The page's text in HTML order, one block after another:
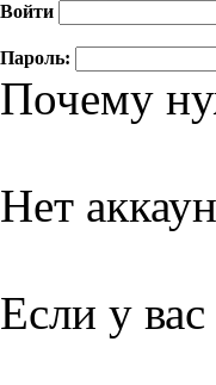
Войти
Пароль:
Почему
Нет
Если у